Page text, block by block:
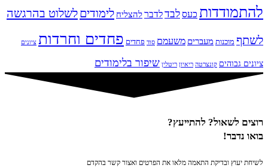
להתמודדות כעסלבדלדברלהצליח לימודיםלשלוט בהרגשה
לשתף מוכנות מעברים משעמם סוד פחדים פחדים וחרדות ציונים
ציונים גבוהים קונצרטה ריאיון ריטלין שיפור בלימודים
רוצים לשאול? להתייעץ?
בואו נדבר!
לשיחת יעוץ ובדיקת התאמה מלאו את הפרטים ואצור קשר בהקדם